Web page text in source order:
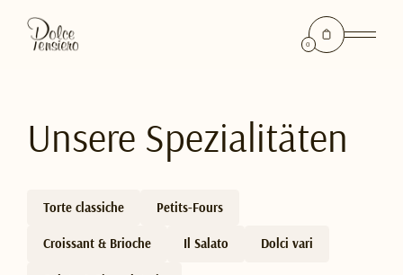
0
Unsere Spezialitäten
Torte classiche Petits-Fours
Croissant & Brioche Il Salato Dolci vari